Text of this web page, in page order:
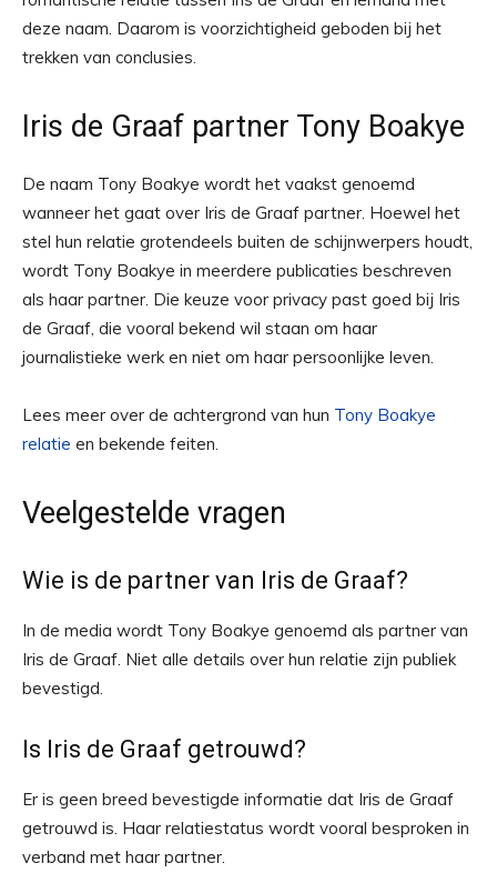
deze naam. Daarom is voorzichtigheid geboden bij het
trekken van conclusies.
Iris de Graaf partner Tony Boakye
De naam Tony Boakye wordt het vaakst genoemd
wanneer het gaat over Iris de Graaf partner. Hoewel het
stel hun relatie grotendeels buiten de schijnwerpers houdt,
wordt Tony Boakye in meerdere publicaties beschreven
als haar partner. Die keuze voor privacy past goed bij Iris
de Graaf, die vooral bekend wil staan om haar
journalistieke werk en niet om haar persoonlijke leven.
Lees meer over de achtergrond van hun Tony Boakye
relatie en bekende feiten.
Veelgestelde vragen
Wie is de partner van Iris de Graaf?
In de media wordt Tony Boakye genoemd als partner van
Iris de Graaf. Niet alle details over hun relatie zijn publiek
bevestigd.
Is Iris de Graaf getrouwd?
Er is geen breed bevestigde informatie dat Iris de Graaf
getrouwd is. Haar relatiestatus wordt vooral besproken in
verband met haar partner.